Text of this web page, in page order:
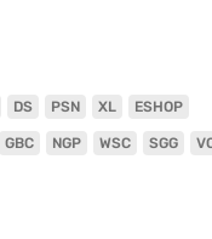
DS PSN XL ESHOP
GBC NGP WSC SGG